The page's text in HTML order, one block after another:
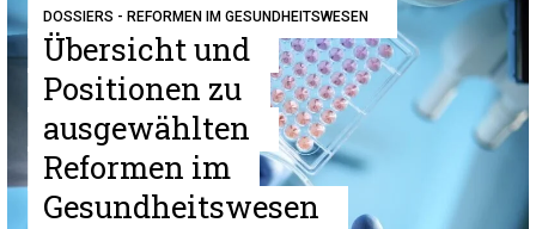
DOSSIERS - REFORMEN IM GESUNDHEITSWESEN
Übersicht und
Positionen zu
ausgewählten
Reformen im
Gesundheitswesen